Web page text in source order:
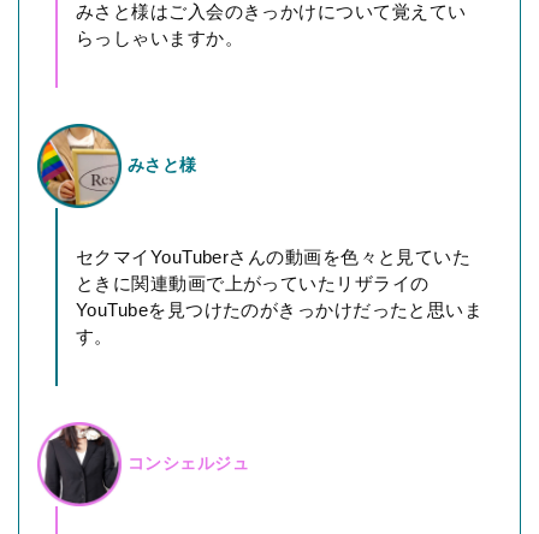
みさと様はご入会のきっかけについて覚えてい
らっしゃいますか。
みさと様
セクマイYouTuberさんの動画を色々と見ていた
ときに関連動画で上がっていたリザライの
YouTubeを見つけたのがきっかけだったと思いま
す。
コンシェルジュ